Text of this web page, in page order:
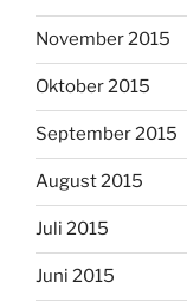
November 2015
Oktober 2015
September 2015
August 2015
Juli 2015
Juni 2015